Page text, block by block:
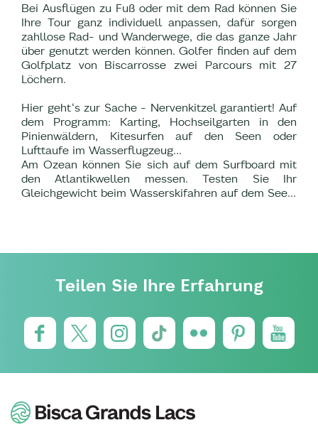
Bei Ausflügen zu Fuß oder mit dem Rad können Sie
Ihre Tour ganz individuell anpassen, dafür sorgen
zahllose Rad- und Wanderwege, die das ganze Jahr
über genutzt werden können. Golfer finden auf dem
Golfplatz von Biscarrosse zwei Parcours mit 27
Löchern.
Hier geht‘s zur Sache - Nervenkitzel garantiert! Auf
dem Programm: Karting, Hochseilgarten in den
Pinienwäldern, Kitesurfen auf den Seen oder
Lufttaufe im Wasserflugzeug...
Am Ozean können Sie sich auf dem Surfboard mit
den Atlantikwellen messen. Testen Sie Ihr
Gleichgewicht beim Wasserskifahren auf dem See...
Teilen Sie Ihre Erfahrung